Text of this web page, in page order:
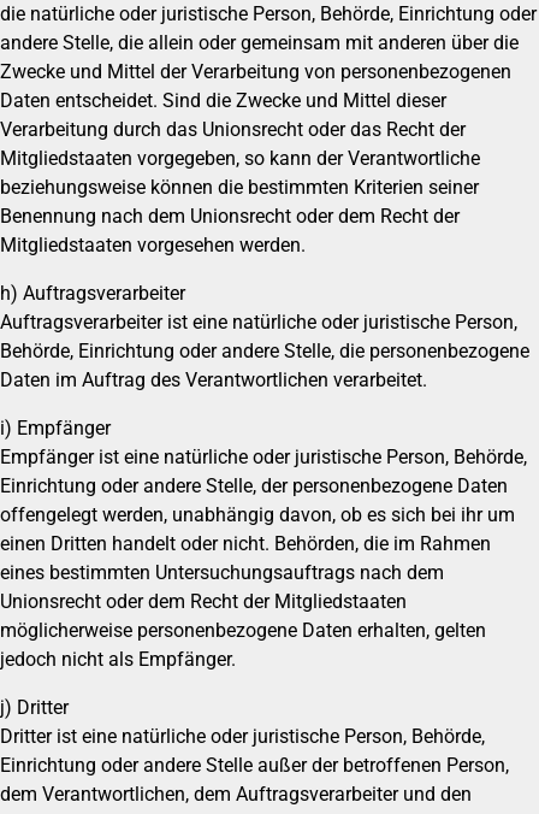
die natürliche oder juristische Person, Behörde, Einrichtung oder
andere Stelle, die allein oder gemeinsam mit anderen über die
Zwecke und Mittel der Verarbeitung von personenbezogenen
Daten entscheidet. Sind die Zwecke und Mittel dieser
Verarbeitung durch das Unionsrecht oder das Recht der
Mitgliedstaaten vorgegeben, so kann der Verantwortliche
beziehungsweise können die bestimmten Kriterien seiner
Benennung nach dem Unionsrecht oder dem Recht der
Mitgliedstaaten vorgesehen werden.
h) Auftragsverarbeiter
Auftragsverarbeiter ist eine natürliche oder juristische Person,
Behörde, Einrichtung oder andere Stelle, die personenbezogene
Daten im Auftrag des Verantwortlichen verarbeitet.
i) Empfänger
Empfänger ist eine natürliche oder juristische Person, Behörde,
Einrichtung oder andere Stelle, der personenbezogene Daten
offengelegt werden, unabhängig davon, ob es sich bei ihr um
einen Dritten handelt oder nicht. Behörden, die im Rahmen
eines bestimmten Untersuchungsauftrags nach dem
Unionsrecht oder dem Recht der Mitgliedstaaten
möglicherweise personenbezogene Daten erhalten, gelten
jedoch nicht als Empfänger.
j) Dritter
Dritter ist eine natürliche oder juristische Person, Behörde,
Einrichtung oder andere Stelle außer der betroffenen Person,
dem Verantwortlichen, dem Auftragsverarbeiter und den